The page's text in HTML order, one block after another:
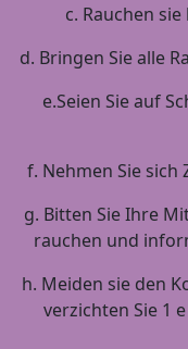
c. Rauchen
d. Bringen Sie alle
e.Seien Sie auf
f. Nehmen Sie
g. Bitten Sie Ihre
rauchen und
h. Meiden sie den
verzichten Sie 1